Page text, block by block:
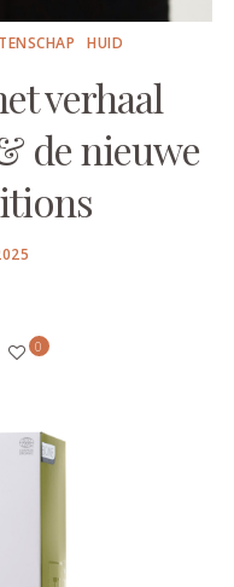
HUID
verhaal
de nieuwe
0